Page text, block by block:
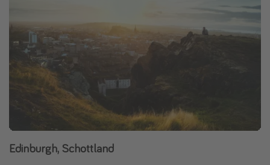
Edinburgh, Schottland